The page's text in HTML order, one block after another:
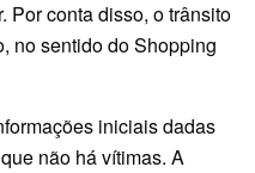
Por conta disso, o trânsito
no sentido do Shopping
iniciais dadas
não há vítimas. A